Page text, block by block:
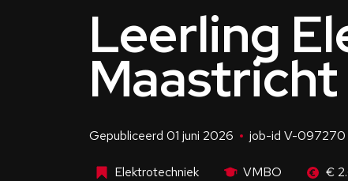
Leerling
Maastricht
Gepubliceerd 01 juni 2026 job-id V-097270
Elektrotechniek VMBO €